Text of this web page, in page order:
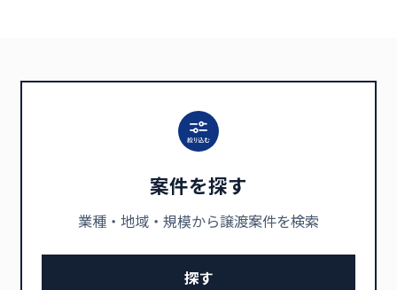
案件を探す
業種・地域・規模から譲渡案件を検索
探す